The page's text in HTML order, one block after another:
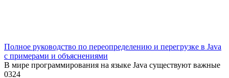
Полное руководство по переопределению и перегрузке в Java
с примерами и объяснениями
В мире программирования на языке Java существуют важные
0324